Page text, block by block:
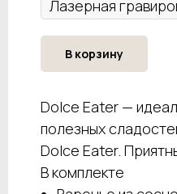
В корзину
Dolce Eater —
полезных
Dolce Eater.
В комплекте